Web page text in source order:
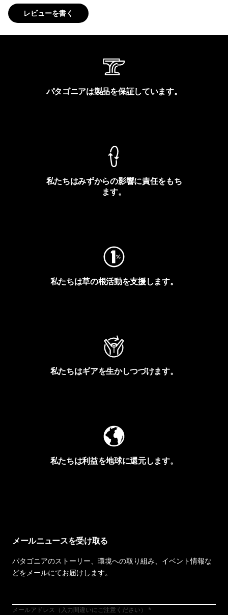
レビューを書く
パタゴニアは製品を保証しています。
私たちはみずからの影響に責任をもち
ます。
私たちは草の根活動を支援します。
私たちはギアを生かしつづけます。
私たちは利益を地球に還元します。
メールニュースを受け取る
パタゴニアのストーリー、環境への取り組み、イベント情報な
どをメールにてお届けします。
メールアドレス（入力間違いにご注意ください）